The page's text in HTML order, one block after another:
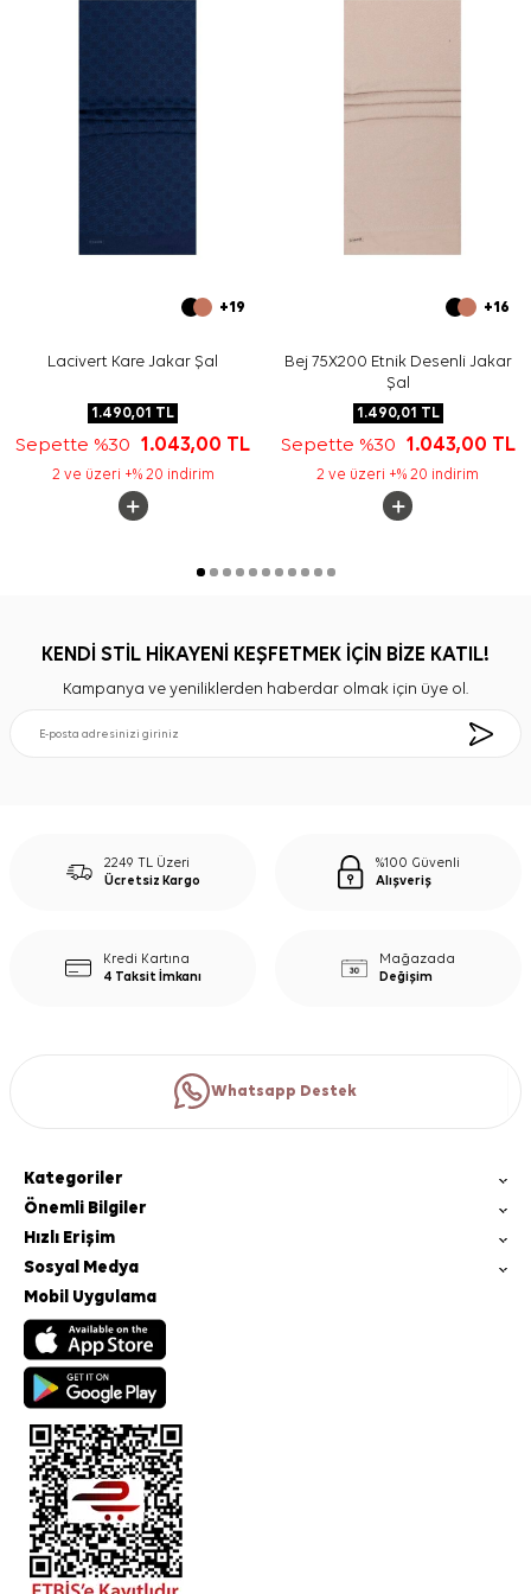
Aker İpek Eşarp Şampuanıtercih
edebilirsiniz.
Hangi kombinlerle kullanılabilir?
+19
Lacivert Kare Jakar Şal
1.490,01 TL
Sepette %30 1.043,00 TL
2 ve üzeri +% 20 indirim
+16
Bej 75X200 Etnik Desenli Jakar
Şal
1.490,01 TL
Sepette %30 1.043,00 TL
2 ve üzeri +% 20 indirim
KENDİ STİL HİKAYENİ KEŞFETMEK İÇİN BİZE KATIL!
Kampanya ve yeniliklerden haberdar olmak için üye ol.
2249 TL Üzeri
Ücretsiz Kargo
%100 Güvenli
Alışveriş
Kredi Kartına
4 Taksit İmkanı
Mağazada
Değişim
Whatsapp Destek
Kategoriler
Önemli Bilgiler
Hızlı Erişim
Sosyal Medya
Mobil Uygulama